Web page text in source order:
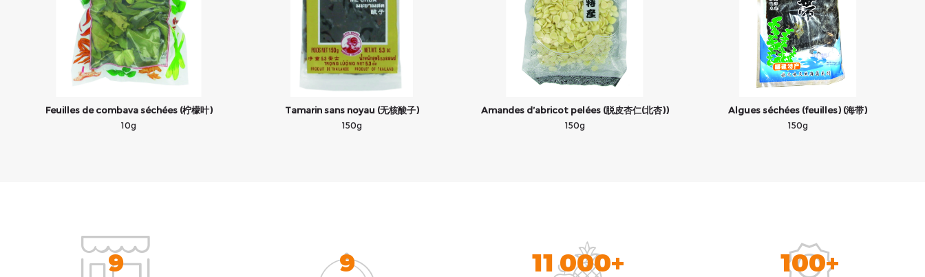
Feuilles de combava séchées (柠檬叶)
10g
Tamarin sans noyau (无核酸子)
150g
Amandes d’abricot pelées (脱皮杏仁(北杏))
150g
Algues séchées (feuilles) (海带)
150g
9 9 11 000+ 100+